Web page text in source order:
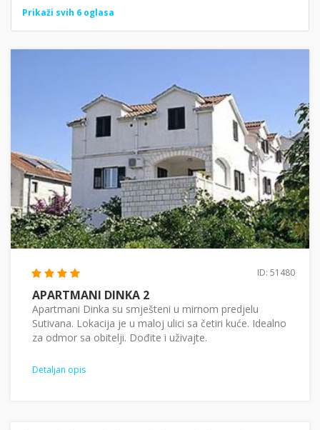
Prikaži svih 6 oglasa
ID: 51480
APARTMANI DINKA 2
Apartmani Dinka su smješteni u mirnom predjelu
Sutivana. Lokacija je u maloj ulici sa četiri kuće. Idealno
za odmor sa obitelji. Dođite i uživajte.
Detaljan opis